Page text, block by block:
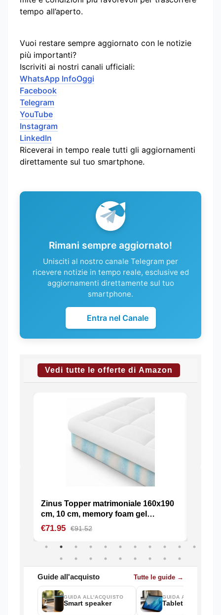
tempo all’aperto.
Vuoi restare sempre aggiornato con le notizie
più importanti?
Iscriviti ai nostri canali ufficiali:
WhatsApp InfoOggi
Facebook
Telegram
YouTube
Instagram
LinkedIn
Riceverai in tempo reale tutti gli aggiornamenti
direttamente sul tuo smartphone.
Rimani sempre aggiornato!
Unisciti al nostro canale Telegram per
ricevere notizie in tempo reale, esclusive ed
aggiornamenti direttamente sul tuo
smartphone.
Entra nel Canale